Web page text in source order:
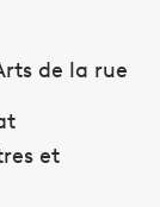
de la rue
et